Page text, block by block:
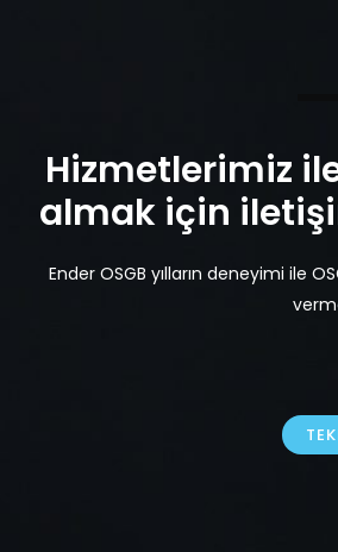
Hizmetlerimiz
almak için
Ender OSGB yılların deneyimi ile